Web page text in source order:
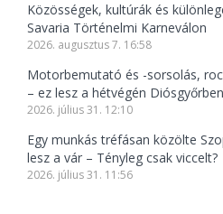
Közösségek, kultúrák és
Savaria Történelmi Karneválon
2026. augusztus 7. 16:58
Motorbemutató és -sorsolás,
– ez lesz a hétvégén Diósgyőrben
2026. július 31. 12:10
Egy munkás tréfásan közölte
lesz a vár – Tényleg csak viccelt?
2026. július 31. 11:56